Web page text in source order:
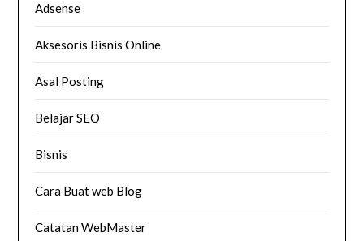
Adsense
Aksesoris Bisnis Online
Asal Posting
Belajar SEO
Bisnis
Cara Buat web Blog
Catatan WebMaster